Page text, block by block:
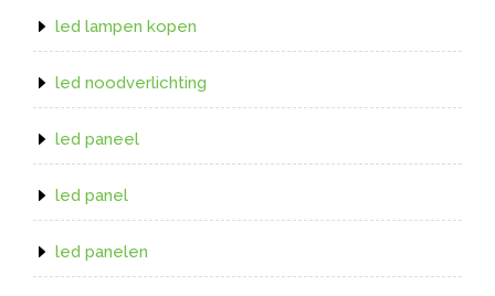
led lampen kopen
led noodverlichting
led paneel
led panel
led panelen